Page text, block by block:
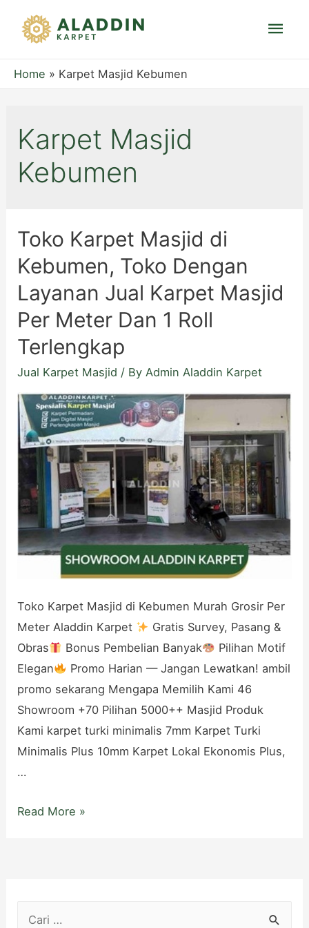
Home Karpet Masjid Kebumen
Karpet Masjid
Kebumen
Toko Karpet Masjid di
Kebumen, Toko Dengan
Layanan Jual Karpet Masjid
Per Meter Dan 1 Roll
Terlengkap
Jual Karpet Masjid / ByAdmin Aladdin Karpet
Toko Karpet Masjid di Kebumen Murah Grosir Per
Meter Aladdin Karpet
Gratis Survey, Pasang &
Obras
Bonus Pembelian Banyak
Pilihan Motif
Elegan
Promo Harian — Jangan Lewatkan! ambil
promo sekarang Mengapa Memilih Kami 46
Showroom +70 Pilihan 5000++ Masjid Produk
Kami karpet turki minimalis 7mm Karpet Turki
Minimalis Plus 10mm Karpet Lokal Ekonomis Plus,
…
Toko
Toko
Read More »